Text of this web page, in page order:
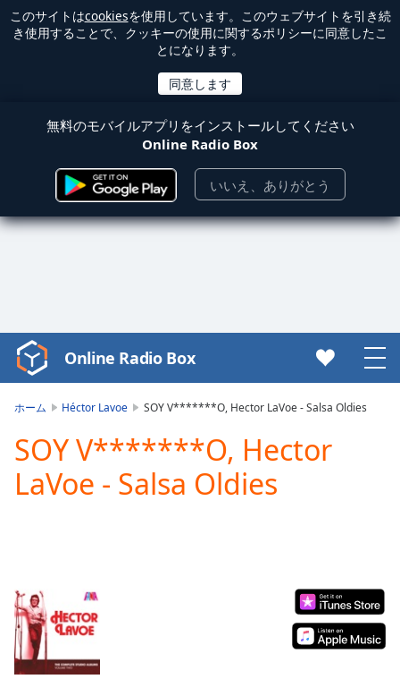
このサイトはcookiesを使用しています。このウェブサイトを引き続
き使用することで、クッキーの使用に関するポリシーに同意したこ
とになります。
無料のモバイルアプリをインストールしてください
Online Radio Box
いいえ、ありがとう
Video
Player
Play
Video
Current
Time0:00
Duration
Loaded:
Online Radio Box
ホーム Héctor Lavoe SOY V*******O, Hector LaVoe - Salsa Oldies
SOY V*******O, Hector
LaVoe - Salsa Oldies